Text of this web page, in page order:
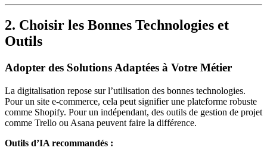
2. Choisir les Bonnes Technologies et
Outils
Adopter des Solutions Adaptées à Votre Métier
La digitalisation repose sur l’utilisation des bonnes technologies.
Pour un site e-commerce, cela peut signifier une plateforme robuste
comme Shopify. Pour un indépendant, des outils de gestion de projet
comme Trello ou Asana peuvent faire la différence.
Outils d’IA recommandés :